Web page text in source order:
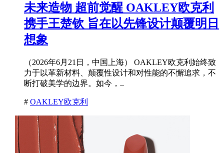
未来造物 超前觉醒 OAKLEY欧克利
携手王楚钦 旨在以先锋设计颠覆明日
想象
（2026年6月21日，中国上海） OAKLEY欧克利始终致
力于以革新材料、颠覆性设计和对性能的不懈追求，不
断打破美学的边界。如今，..
# OAKLEY欧克利